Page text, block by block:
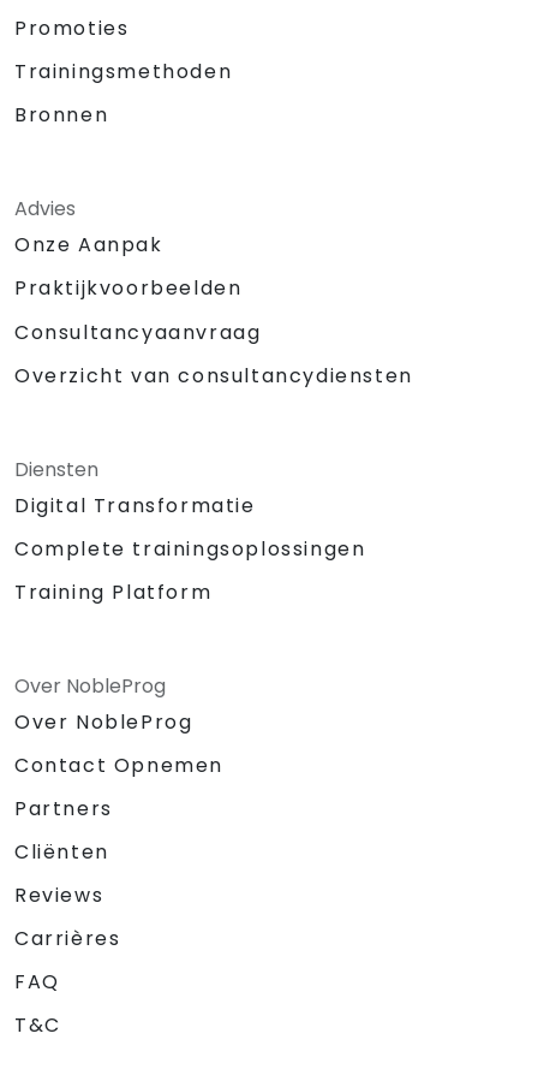
Promoties
Trainingsmethoden
Bronnen
Advies
Onze Aanpak
Praktijkvoorbeelden
Consultancyaanvraag
Overzicht van consultancydiensten
Diensten
Digital Transformatie
Complete trainingsoplossingen
Training Platform
Over NobleProg
Over NobleProg
Contact Opnemen
Partners
Cliënten
Reviews
Carrières
FAQ
T&C